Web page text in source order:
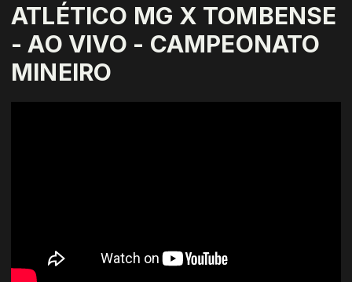
ATLÉTICO MG X TOMBENSE
- AO VIVO - CAMPEONATO
MINEIRO